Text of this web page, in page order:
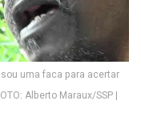
uma faca para acertar
Alberto Maraux/SSP |